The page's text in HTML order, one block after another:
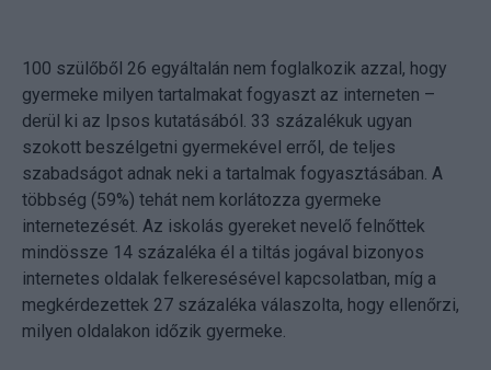
100 szülőből 26 egyáltalán nem foglalkozik azzal, hogy
gyermeke milyen tartalmakat fogyaszt az interneten –
derül ki az Ipsos kutatásából. 33 százalékuk ugyan
szokott beszélgetni gyermekével erről, de teljes
szabadságot adnak neki a tartalmak fogyasztásában. A
többség (59%) tehát nem korlátozza gyermeke
internetezését. Az iskolás gyereket nevelő felnőttek
mindössze 14 százaléka él a tiltás jogával bizonyos
internetes oldalak felkeresésével kapcsolatban, míg a
megkérdezettek 27 százaléka válaszolta, hogy ellenőrzi,
milyen oldalakon időzik gyermeke.